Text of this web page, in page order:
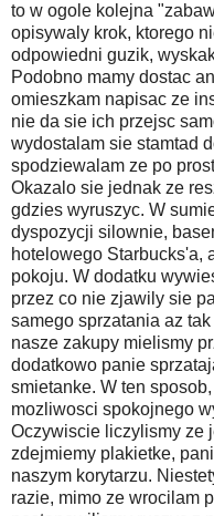
to w ogole kolejna
opisywaly krok, ktorego
odpowiedni guzik,
Podobno mamy dostac
omieszkam napisac ze
nie da sie ich przejsc
wydostalam sie stamtad
spodziewalam ze po
Okazalo sie jednak ze
gdzies wyruszyc. W
dyspozycji silownie,
hotelowego Starbucks'a,
pokoju. W dodatku
przez co nie zjawily sie
samego sprzatania az
nasze zakupy mielismy
dodatkowo panie
smietanke. W ten
mozliwosci spokojnego
Oczywiscie liczylismy ze
zdejmiemy plakietke,
naszym korytarzu.
razie, mimo ze wrocilam